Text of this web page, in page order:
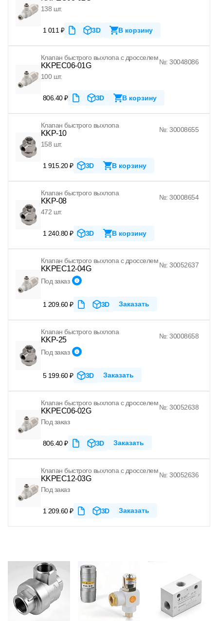
138 шт.
1 011 ₽ 3D В корзину
Клапан быстрого выхлопа с дросселем
KKPEC06-01G
№: 30048086
100 шт.
806.40 ₽ 3D В корзину
Клапан быстрого выхлопа
KKP-10
№: 30008655
158 шт.
1 915.20 ₽ 3D В корзину
Клапан быстрого выхлопа
KKP-08
№: 30008654
472 шт.
1 240.80 ₽ 3D В корзину
Клапан быстрого выхлопа с дросселем
KKPEC12-04G №: 30052637
Под заказ
1 209.60 ₽ 3D Заказать
Клапан быстрого выхлопа
KKP-25 №: 30008658
Под заказ
5 199.60 ₽ 3D Заказать
Клапан быстрого выхлопа с дросселем
KKPEC06-02G
№: 30052638
Под заказ
806.40 ₽ 3D Заказать
Клапан быстрого выхлопа с дросселем
KKPEC12-03G
№: 30052636
Под заказ
1 209.60 ₽ 3D Заказать